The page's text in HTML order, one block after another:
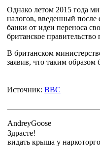
Однако летом 2015 года
налогов, введенный после
банки от идеи переноса
британское правительство
В британском
заявив, что таким образом
Источник: BBC
AndreyGoose
Здрасте!
видать крыша у